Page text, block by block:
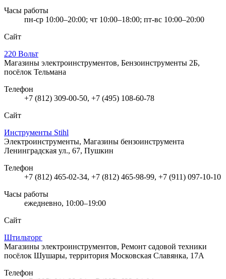
Часы работы
пн-ср 10:00–20:00; чт 10:00–18:00; пт-вс 10:00–20:00
Сайт
220 Вольт
Магазины электроинструментов, Бензоинструменты 2Б,
посёлок Тельмана
Телефон
+7 (812) 309-00-50, +7 (495) 108-60-78
Сайт
Инструменты Stihl
Электроинструменты, Магазины бензоинструмента
Ленинградская ул., 67, Пушкин
Телефон
+7 (812) 465-02-34, +7 (812) 465-98-99, +7 (911) 097-10-10
Часы работы
ежедневно, 10:00–19:00
Сайт
Штильторг
Магазины электроинструментов, Ремонт садовой техники
посёлок Шушары, территория Московская Славянка, 17А
Телефон